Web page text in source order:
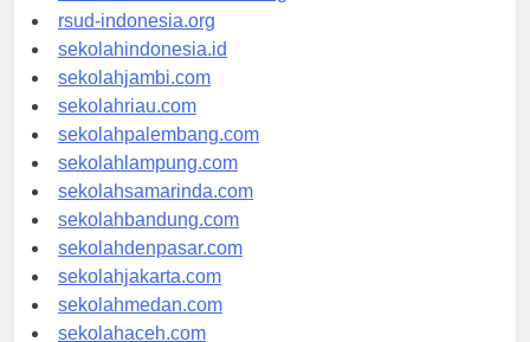
rsudkisaran-asahankab.org
rsud-indonesia.org
sekolahindonesia.id
sekolahjambi.com
sekolahriau.com
sekolahpalembang.com
sekolahlampung.com
sekolahsamarinda.com
sekolahbandung.com
sekolahdenpasar.com
sekolahjakarta.com
sekolahmedan.com